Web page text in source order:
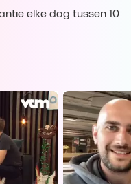
elke dag tussen 10